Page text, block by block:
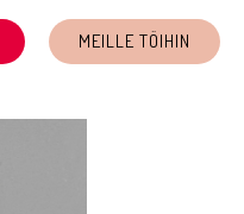
MEILLE TÖIHIN